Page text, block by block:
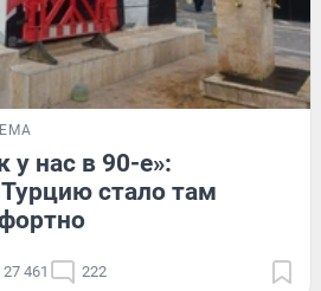
нас в 90-е»:
стало там
27 461 222